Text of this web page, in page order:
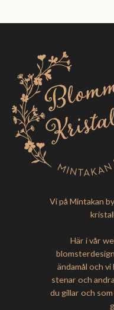
Vi på Mintakan
Här i vår
ändamål och
stenar och
du gillar och